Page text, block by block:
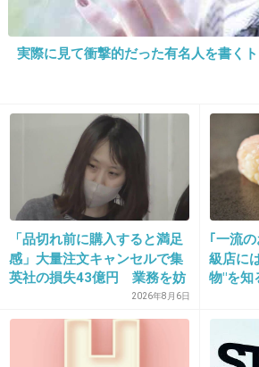
売り切れそうだからと急いで
後にお店に行ったら同じ服が
て売られていた。
+185
17. 匿名2015/07/15(水) 16:42:35
並んでまで行きたくない
+136
実際に見て衝撃的だった有名人を書く
「品切れ前に購入すると満足
感」大量注文キャンセルで集
英社の損失43億円 業務を妨
害した疑いで32歳女を逮捕
2026年8月6日
｢一流
級店に
物"を知
く"究